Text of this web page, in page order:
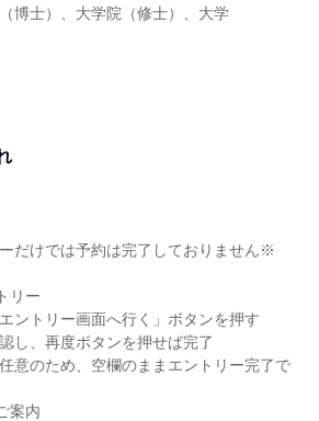
博士）、大学院（修士）、大学
だけでは予約は完了しておりません※
リー
ントリー画面へ行く」ボタンを押す
し、再度ボタンを押せば完了
意のため、空欄のままエントリー完了で
案内